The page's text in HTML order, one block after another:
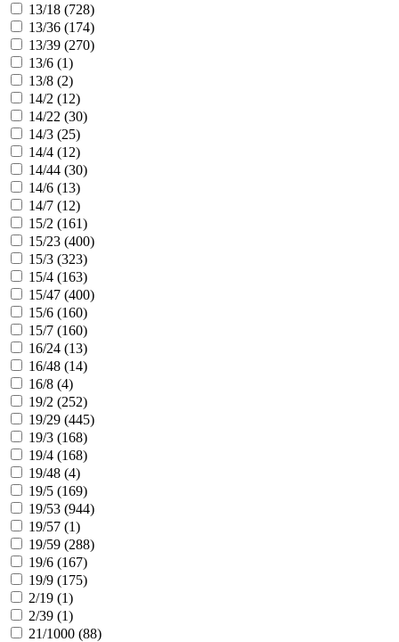
13/18 (728)
13/36 (174)
13/39 (270)
13/6 (1)
13/8 (2)
14/2 (12)
14/22 (30)
14/3 (25)
14/4 (12)
14/44 (30)
14/6 (13)
14/7 (12)
15/2 (161)
15/23 (400)
15/3 (323)
15/4 (163)
15/47 (400)
15/6 (160)
15/7 (160)
16/24 (13)
16/48 (14)
16/8 (4)
19/2 (252)
19/29 (445)
19/3 (168)
19/4 (168)
19/48 (4)
19/5 (169)
19/53 (944)
19/57 (1)
19/59 (288)
19/6 (167)
19/9 (175)
2/19 (1)
2/39 (1)
21/1000 (88)